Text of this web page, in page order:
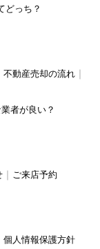
どっち？
不動産売却の流れ
者が良い？
ご来店予約
個人情報保護方針